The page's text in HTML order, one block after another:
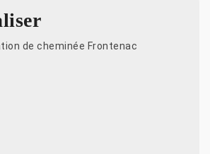
de cheminée Frontenac